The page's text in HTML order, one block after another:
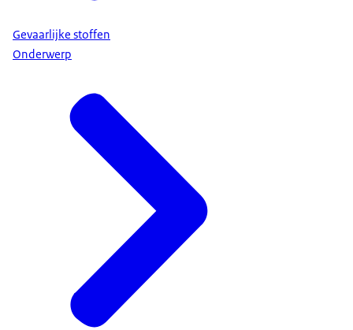
Gevaarlijke stoffen
Onderwerp